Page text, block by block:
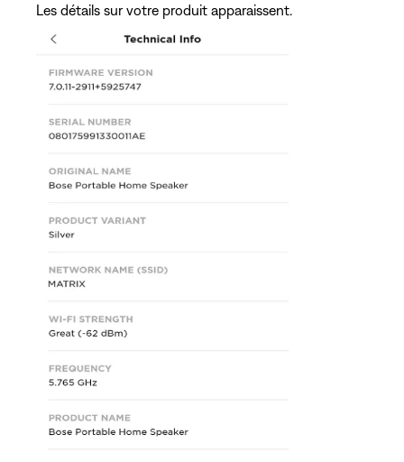
Les détails sur votre produit apparaissent.